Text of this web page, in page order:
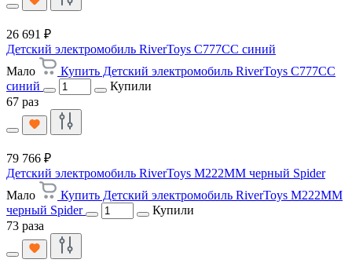
26 691 ₽
Детский электромобиль RiverToys C777CC синий
Мало
Купить Детский электромобиль RiverToys C777CC
синий
Купили
67 раз
79 766 ₽
Детский электромобиль RiverToys M222MM черный Spider
Мало
Купить Детский электромобиль RiverToys M222MM
черный Spider
Купили
73 раза